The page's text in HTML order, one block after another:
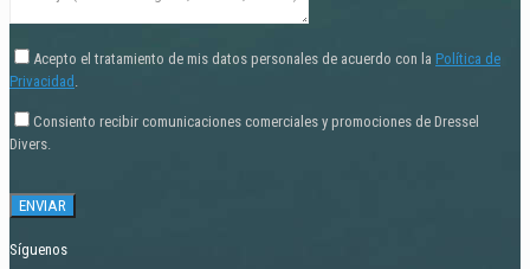
Acepto el tratamiento de mis datos personales de acuerdo con la Política de
Privacidad .
Consiento recibir comunicaciones comerciales y promociones de Dressel
Divers.
Síguenos